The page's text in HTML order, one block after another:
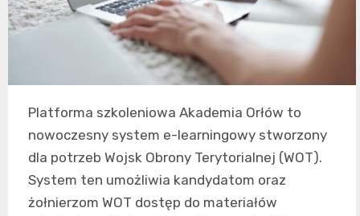
Platforma szkoleniowa Akademia Orłów to
nowoczesny system e-learningowy stworzony
dla potrzeb Wojsk Obrony Terytorialnej (WOT).
System ten umożliwia kandydatom oraz
żołnierzom WOT dostęp do materiałów